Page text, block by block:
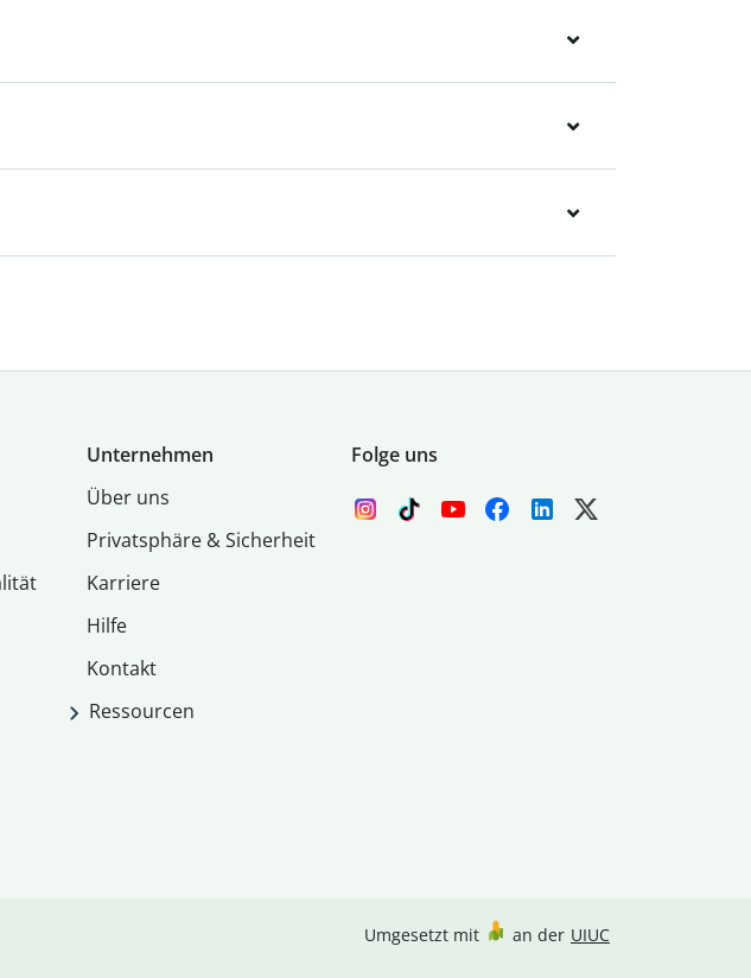
Unternehmen
Über uns
Privatsphäre & Sicherheit
Karriere
Hilfe
Kontakt
Ressourcen
Folge uns
Umgesetzt mit an der UIUC